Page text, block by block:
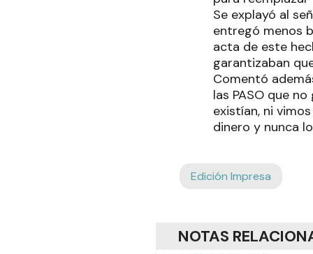
Se explayó al
entregó menos
acta de este
garantizaban
Comentó
las PASO que
existían, ni
dinero y nunca
Edición Impresa
NOTAS